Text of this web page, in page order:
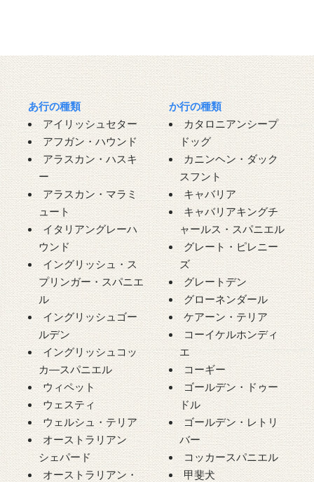
あ行の種類
アイリッシュセター
アフガン・ハウンド
アラスカン・ハスキ
ー
アラスカン・マラミ
ュート
イタリアングレーハ
ウンド
イングリッシュ・ス
プリンガー・スパニエ
ル
イングリッシュゴー
ルデン
イングリッシュコッ
カ―スパニエル
ウィペット
ウェスティ
ウェルシュ・テリア
オーストラリアン
シェパード
オーストラリアン・
か行の種類
カタロニアンシープ
ドッグ
カニンヘン・ダック
スフント
キャバリア
キャバリアキングチ
ャールス・スパニエル
グレート・ピレニー
ズ
グレートデン
グローネンダール
ケアーン・テリア
コーイケルホンディ
エ
コーギー
ゴールデン・ドゥー
ドル
ゴールデン・レトリ
バー
コッカースパニエル
甲斐犬